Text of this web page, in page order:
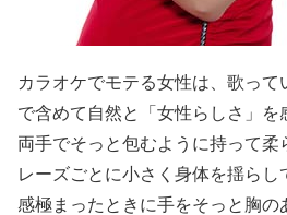
カラオケでモテる女性は、歌って
で含めて自然と「女性らしさ」を
両手でそっと包むように持って柔
レーズごとに小さく身体を揺ら
感極まったときに手をそっと胸の